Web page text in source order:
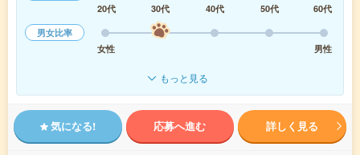
20代
30代 40代 50代
60代
男女比率
女性
男性
もっと見る
気になる! 応募へ進む 詳しく見る